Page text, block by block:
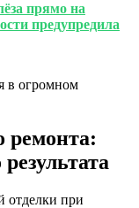
прямо на
предупредила
в огромном
ремонта:
отделки при